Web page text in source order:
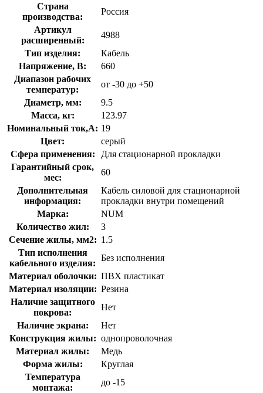
Страна
производства:
Россия
Артикул
расширенный:
4988
Тип изделия:
Кабель
Напряжение, В:
660
Диапазон рабочих
температур:
от -30 до +50
Диаметр, мм:
9.5
Масса, кг:
123.97
Номинальный ток,А: 19
Цвет:
серый
Сфера применения:
Для стационарной прокладки
Гарантийный срок,
мес:
60
Дополнительная
информация:
Кабель силовой для стационарной
прокладки внутри помещений
Марка:
NUM
Количество жил:
3
Сечение жилы, мм2: 1.5
Тип исполнения
кабельного изделия:
Без исполнения
Материал оболочки: ПВХ пластикат
Материал изоляции: Резина
Наличие защитного
покрова:
Нет
Наличие экрана:
Нет
Конструкция жилы: однопроволочная
Материал жилы:
Медь
Форма жилы:
Круглая
Температура
монтажа:
до -15